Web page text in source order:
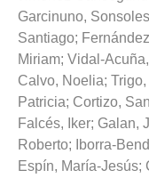
Garcinuno, Sonsoles
Santiago;
Miriam; Vidal-
Calvo, Noelia;
Patricia; Cortizo,
Falcés, Iker; Galan,
Roberto; Iborra-
Espín, María-Jesús;